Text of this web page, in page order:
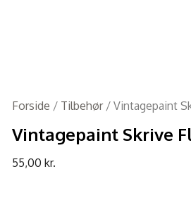
Forside / Tilbehør/ Vintagepaint
Vintagepaint Skrive
55,00 kr.